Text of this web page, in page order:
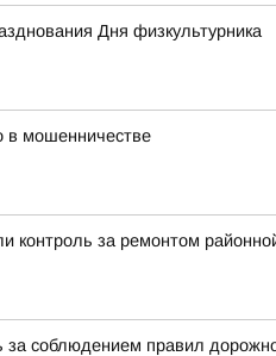
Дня физкультурника
в мошенничестве
контроль за ремонтом
соблюдением правил